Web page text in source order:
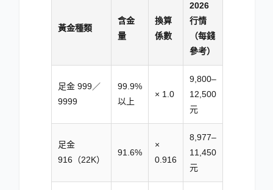
黃金種類
含金
量
換算
係數
2026
行情
（每錢
參考）
足金 999／
9999
99.9%
以上
× 1.0
9,800–
12,500
元
足金
916（22K）
91.6%
×
0.916
8,977–
11,450
元